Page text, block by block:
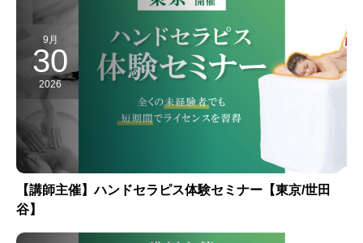
9月
30
2026
【講師主催】ハンドセラピス体験セミナー【東京/世田
谷】